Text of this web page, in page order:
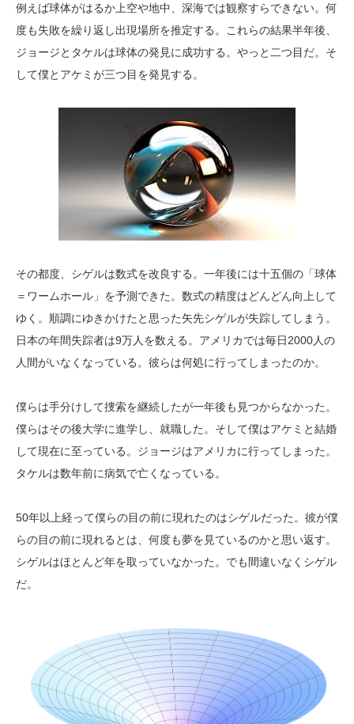
例えば球体がはるか上空や地中、深海では観察すらできない。何
度も失敗を繰り返し出現場所を推定する。これらの結果半年後、
ジョージとタケルは球体の発見に成功する。やっと二つ目だ。そ
して僕とアケミが三つ目を発見する。
その都度、シゲルは数式を改良する。一年後には十五個の「球体
＝ワームホール」を予測できた。数式の精度はどんどん向上して
ゆく。順調にゆきかけたと思った矢先シゲルが失踪してしまう。
日本の年間失踪者は9万人を数える。アメリカでは毎日2000人の
人間がいなくなっている。彼らは何処に行ってしまったのか。
僕らは手分けして捜索を継続したが一年後も見つからなかった。
僕らはその後大学に進学し、就職した。そして僕はアケミと結婚
して現在に至っている。ジョージはアメリカに行ってしまった。
タケルは数年前に病気で亡くなっている。
50年以上経って僕らの目の前に現れたのはシゲルだった。彼が僕
らの目の前に現れるとは、何度も夢を見ているのかと思い返す。
シゲルはほとんど年を取っていなかった。でも間違いなくシゲル
だ。